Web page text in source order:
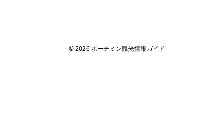
© 2026 ホーチミン観光情報ガイド